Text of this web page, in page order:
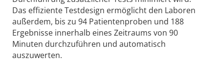
Das effiziente Testdesign ermöglicht den Laboren
außerdem, bis zu 94 Patientenproben und 188
Ergebnisse innerhalb eines Zeitraums von 90
Minuten durchzuführen und automatisch
auszuwerten.